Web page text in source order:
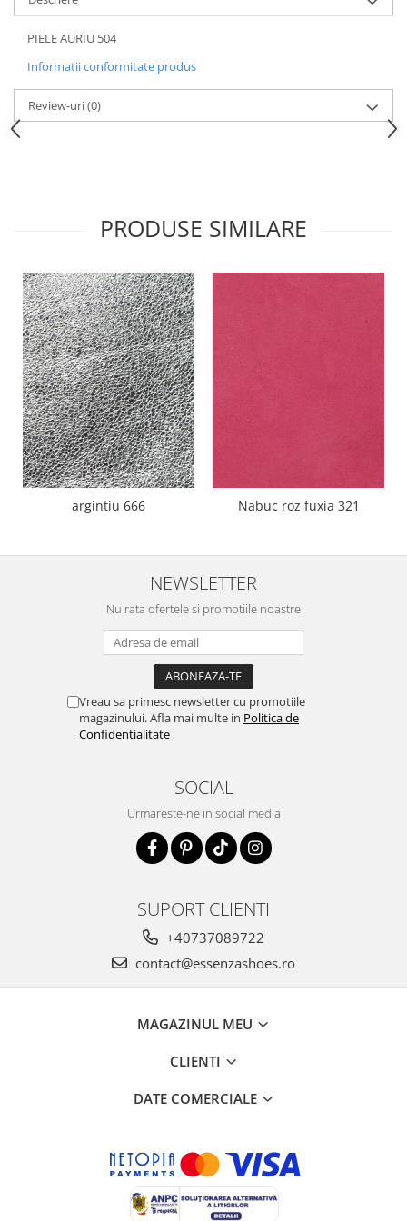
PIELE AURIU 504
Informatii conformitate produs
Review-uri(0)
PRODUSE SIMILARE
argintiu 666 Nabuc roz fuxia 321
NEWSLETTER
Nu rata ofertele si promotiile noastre
Vreau sa primesc newsletter cu promotiile
magazinului. Afla mai multe in Politica de
Confidentialitate
SOCIAL
Urmareste-ne in social media
SUPORT CLIENTI
+40737089722
contact@essenzashoes.ro
MAGAZINUL MEU
CLIENTI
DATE COMERCIALE